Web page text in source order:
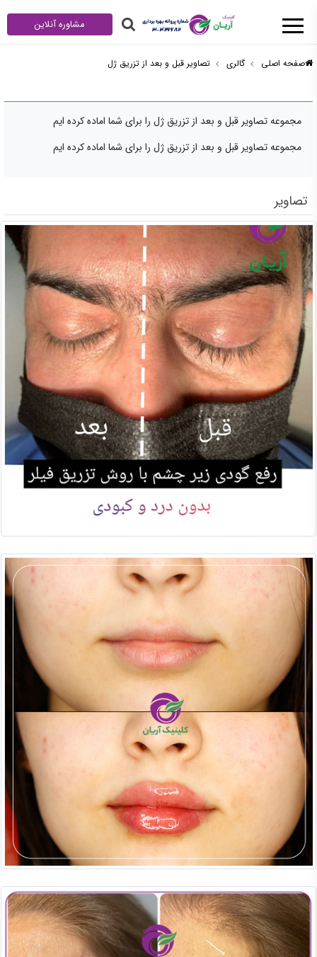
مشاوره آنلاین
صفحه اصلی گالری تصاویر قبل و بعد از تزریق ژل
مجموعه تصاویر قبل و بعد از تزریق ژل را برای شما اماده کرده ایم
مجموعه تصاویر قبل و بعد از تزریق ژل را برای شما اماده کرده ایم
تصاویر